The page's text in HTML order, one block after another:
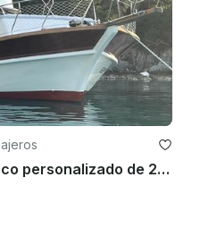
Crucero diario en un barco personalizado de 26 pies en Fethiye